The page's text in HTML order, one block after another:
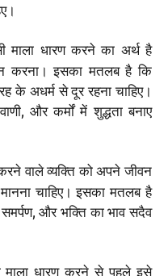
माला धारण करने का अर्थ है
करना। इसका मतलब है कि
के अधर्म से दूर रहना चाहिए।
और कर्मों में शुद्धता बनाए
वाले व्यक्ति को अपने जीवन
चाहिए। इसका मतलब है
समर्पण, और भक्ति का भाव सदैव
धारण करने से पहले इसे